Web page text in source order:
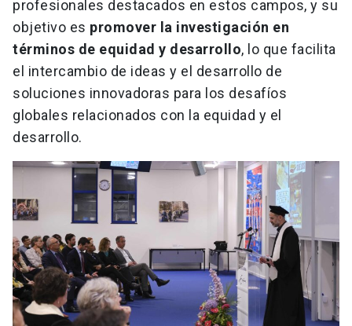
profesionales destacados en estos campos, y su
objetivo es promover la investigación en
términos de equidad y desarrollo, lo que facilita
el intercambio de ideas y el desarrollo de
soluciones innovadoras para los desafíos
globales relacionados con la equidad y el
desarrollo.